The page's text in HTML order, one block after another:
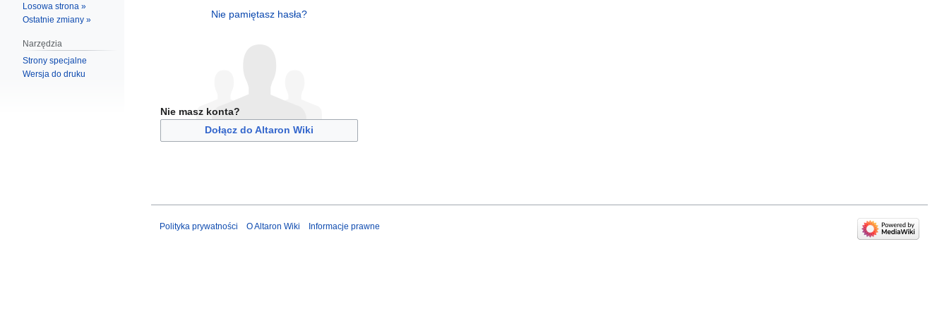
Losowa strona »
Ostatnie zmiany »
Narzędzia
Strony specjalne
Wersja do druku
Nie pamiętasz hasła?
Nie masz konta?
Dołącz do Altaron Wiki
Polityka prywatności O Altaron Wiki Informacje prawne